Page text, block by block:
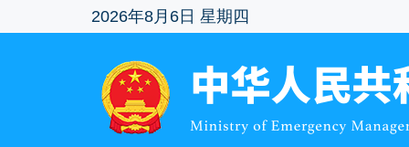
2026年8月6日 星期四